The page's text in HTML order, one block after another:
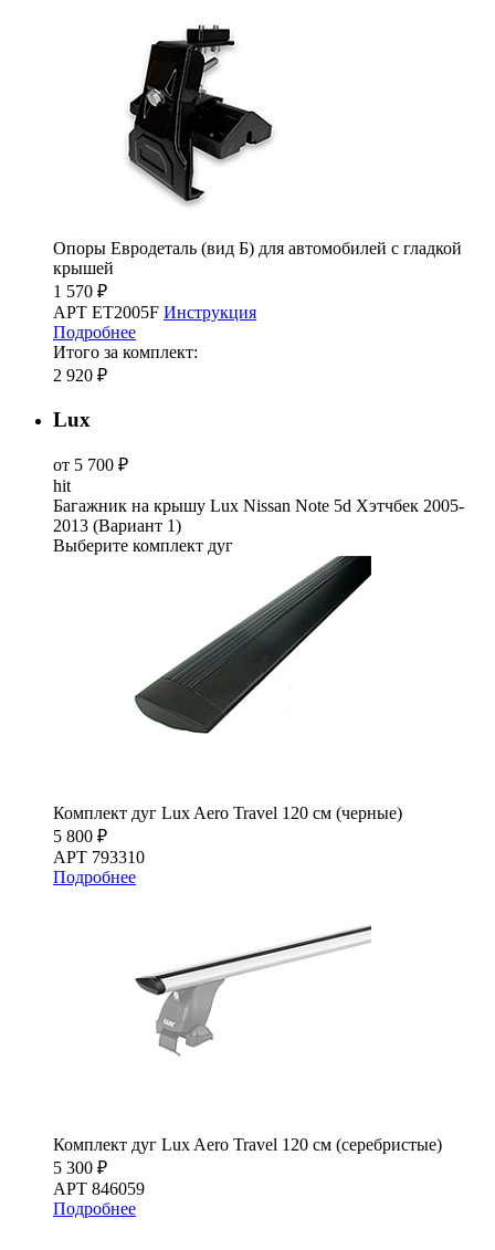
Опоры Евродеталь (вид Б) для автомобилей с гладкой
крышей
1 570 ₽
АРТ ET2005F Инструкция
Подробнее
Итого за комплект:
2 920 ₽
Lux
от 5 700 ₽
hit
Багажник на крышу Lux Nissan Note 5d Хэтчбек 2005-
2013 (Вариант 1)
Выберите комплект дуг
Комплект дуг Lux Aero Travel 120 см (черные)
5 800 ₽
АРТ 793310
Подробнее
Комплект дуг Lux Aero Travel 120 см (серебристые)
5 300 ₽
АРТ 846059
Подробнее